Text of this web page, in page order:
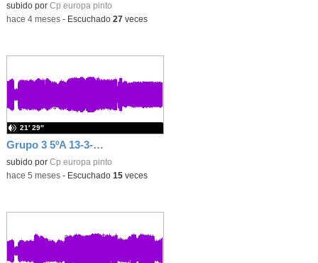
subido por Cp europa pinto
-hace 4 meses- Escuchado 27 veces
Grupo 3 5ºA 13-3-2026 PROGRAMA
subido por Cp europa pinto
21′ 29″
-hace 5 meses- Escuchado 15veces